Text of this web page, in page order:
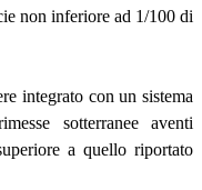
non inferiore ad 1/100 di
integrato con un sistema
sotterranee aventi
a quello riportato